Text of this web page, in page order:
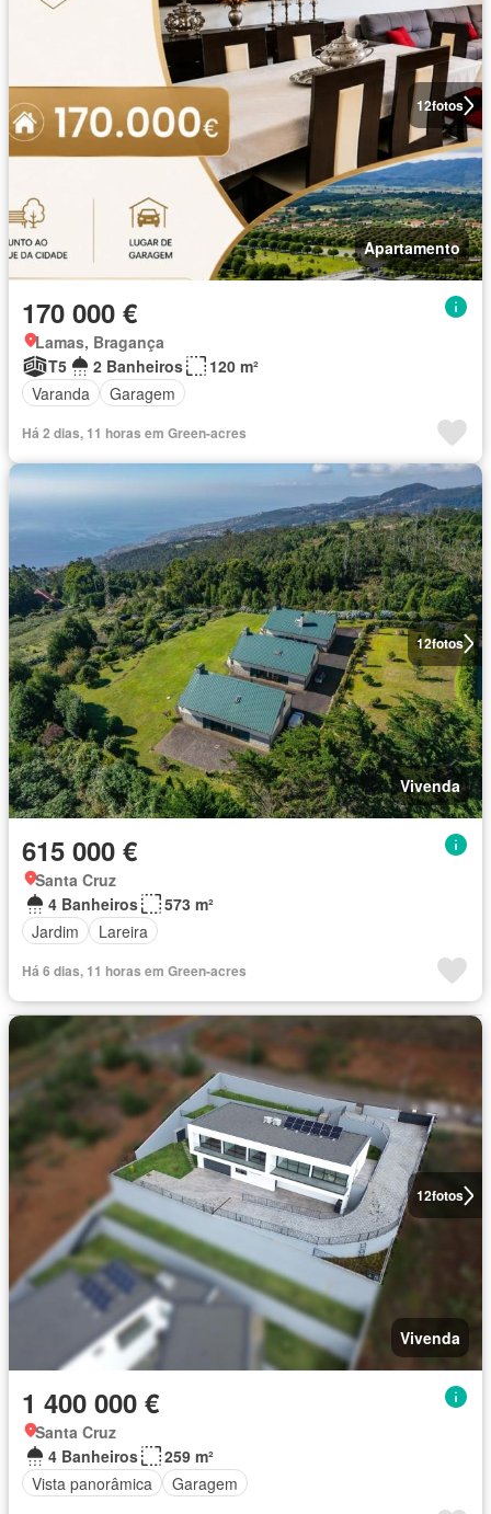
12fotos
Apartamento
170 000 €
Lamas, Bragança
T5
2 Banheiros
120 m²
Varanda
Garagem
Há 2 dias, 11 horas em Green-acres
12fotos
Vivenda
615 000 €
Santa Cruz
4 Banheiros
573 m²
Jardim
Lareira
Há 6 dias, 11 horas em Green-acres
12fotos
Vivenda
1 400 000 €
Santa Cruz
4 Banheiros
259 m²
Vista panorâmica
Garagem